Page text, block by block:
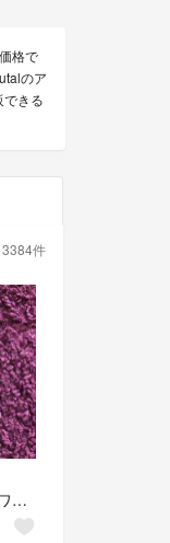
格で
のア
きる
件
イル オ テ オードトワレ100ml